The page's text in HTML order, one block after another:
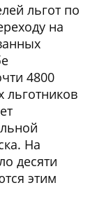
льгот по
на
4800
льготников
На
десяти
этим